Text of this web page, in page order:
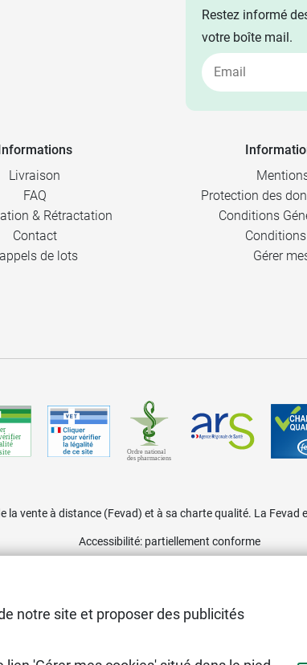
Restez informé
votre boîte mail.
Livraison
FAQ
& Rétractation
Contact
de lots
Protection des
Conditions
Gérer
la vente à distance (Fevad) et à sa charte qualité. La
Accessibilité: partiellement conforme
notre site et proposer des publicités